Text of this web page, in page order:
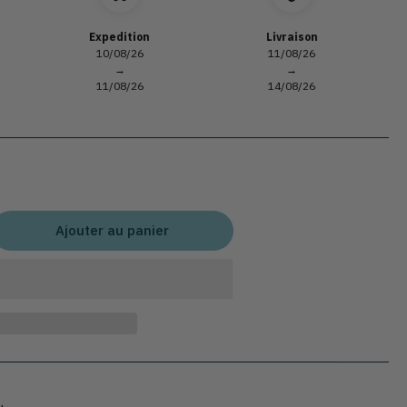
Expedition
10/08/26
→
11/08/26
Livraison
11/08/26
→
14/08/26
Ajouter au panier